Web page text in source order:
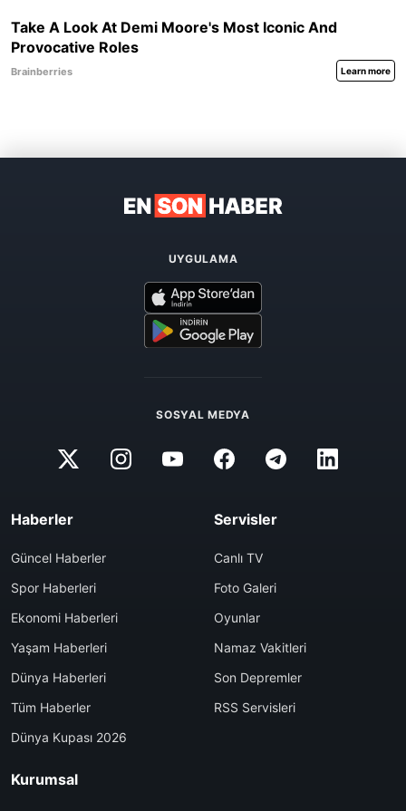
UYGULAMA
SOSYAL MEDYA
Haberler
Güncel Haberler
Spor Haberleri
Ekonomi Haberleri
Yaşam Haberleri
Dünya Haberleri
Tüm Haberler
Dünya Kupası 2026
Servisler
Canlı TV
Foto Galeri
Oyunlar
Namaz Vakitleri
Son Depremler
RSS Servisleri
Kurumsal